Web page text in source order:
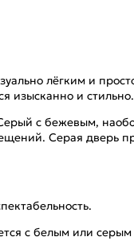
лёгким и
изысканно и стильно.
с бежевым,
Серая дверь
с белым или